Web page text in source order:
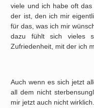
viele und ich habe oft
der ist, den ich mir
für das, was ich mir
dazu fühlt sich vieles
Zufriedenheit, mit der ich
Auch wenn es sich jetzt
all dem nicht
mir jetzt auch nicht wirklich.